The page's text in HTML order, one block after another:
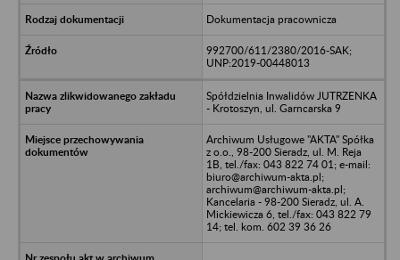
Dokumentacja pracownicza
992700/611/2380/2016-SAK;
UNP:2019-00448013
Spółdzielnia Inwalidów JUTRZENKA
- Krotoszyn, ul. Garncarska 9
Archiwum Usługowe "AKTA" Spółka
z o.o., 98-200 Sieradz, ul. M. Reja
1B, tel./fax: 043 822 74 01; e-mail:
biuro@archiwum-akta.pl;
archiwum@archiwum-akta.pl;
Kancelaria - 98-200 Sieradz, ul. A.
Mickiewicza 6, tel./fax: 043 822 79
14; tel. kom. 602 39 36 26